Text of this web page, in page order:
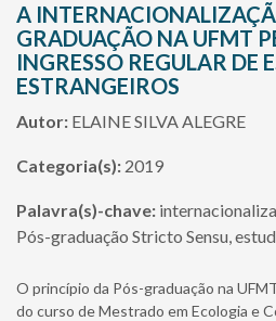
A
GRADUAÇÃO NA UFMT
INGRESSO REGULAR DE
ESTRANGEIROS
Autor: ELAINE SILVA ALEGRE
Categoria(s): 2019
Palavra(s)-chave:
Pós-graduação Stricto Sensu,
O princípio da Pós-graduação na
do curso de Mestrado em Ecologia e